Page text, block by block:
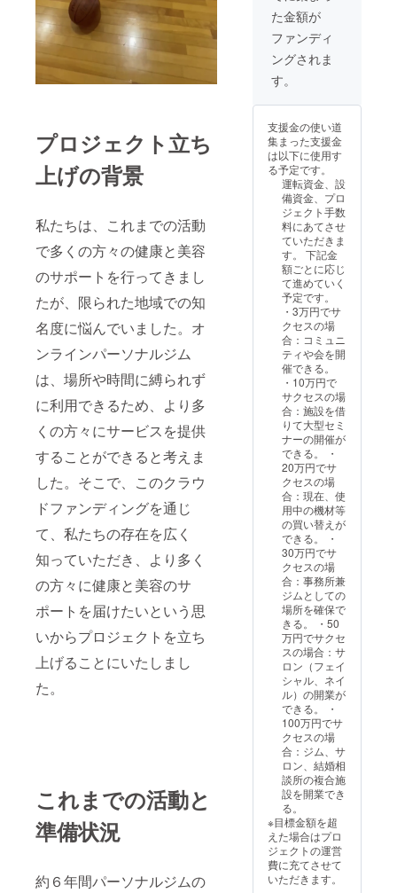
プロジェクト立ち
上げの背景
私たちは、これまでの活動
で多くの方々の健康と美容
のサポートを行ってきまし
たが、限られた地域での知
名度に悩んでいました。オ
ンラインパーソナルジム
は、場所や時間に縛られず
に利用できるため、より多
くの方々にサービスを提供
することができると考えま
した。そこで、このクラウ
ドファンディングを通じ
て、私たちの存在を広く
知っていただき、より多く
の方々に健康と美容のサ
ポートを届けたいという思
いからプロジェクトを立ち
上げることにいたしまし
た。
これまでの活動と
準備状況
約６年間パーソナルジムの
声を形にす
るため、
「屋内バス
ケットボー
ルコートの
設立」とい
う新たな挑
戦を決めま
した。ただ
の場所提供
に留まら
ず、子供た
ちが心身と
もに成長で
きる最高の
環境をつく
り、地域社
会に貢献す
ることをお
約束しま
す。プロ
ジェクトの
実現に向
け、お力添
えのほど何
卒よろしく
お願い申し
上げます。
メール
にてチ
ケット
取得方
法をお
す。 ・
限：
2024年
12月末
まで ・
受講方
法： ※
オンラ
インの
場合：
ZOOM
を使用
しま
す。 ※
オフラ
インの
場合：
実施場
所はレ
ンタル
スペー
スをお
借りす
る予定
です。
実施場
所まで
の交通
費は支
援者で
ご負担
くださ
い。ま
た場所
代を徴
収する
場合が
ござい
ます。
（北海
道外の
方は対
応して
おりま
せん。
また札
幌市外
の方は
出張費
費がか
かる場
合がご
ざいま
す。）
た金額が
ファンディ
ングされま
す。
支援金の使い道
集まった支援金
は以下に使用す
る予定です。
運転資金、設
備資金、プロ
ジェクト手数
料にあてさせ
ていただきま
す。 下記金
額ごとに応じ
て進めていく
予定です。
・3万円でサ
クセスの場
合：コミュニ
ティや会を開
催できる。
・10万円で
サクセスの場
合：施設を借
りて大型セミ
ナーの開催が
できる。 ・
20万円でサ
クセスの場
合：現在、使
用中の機材等
の買い替えが
できる。 ・
30万円でサ
クセスの場
合：事務所兼
ジムとしての
場所を確保で
きる。 ・50
万円でサクセ
スの場合：サ
ロン（フェイ
シャル、ネイ
ル）の開業が
できる。 ・
100万円でサ
クセスの場
合：ジム、サ
ロン、結婚相
談所の複合施
設を開業でき
る。
※目標金額を超
えた場合はプロ
ジェクトの運営
費に充てさせて
いただきます。